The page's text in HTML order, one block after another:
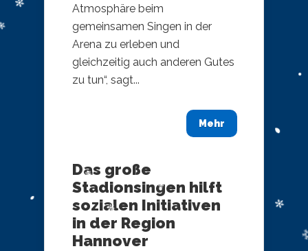
Atmosphäre beim
gemeinsamen Singen in der
Arena zu erleben und
gleichzeitig auch anderen Gutes
zu tun“, sagt...
Mehr
Das große
Stadionsingen hilft
sozialen Initiativen
in der Region
Hannover